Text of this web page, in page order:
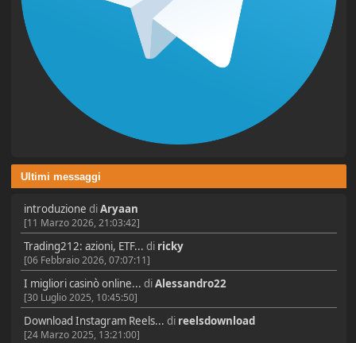
Ultimi messaggi
introduzione diAryaan
[11 Marzo 2026, 21:03:42]
Trading212: azioni, ETF... di ricky
[06 Febbraio 2026, 07:07:11]
I migliori casinò online... diAlessandro22
[30 Luglio 2025, 10:45:50]
Download Instagram Reels... di reelsdownload
[24 Marzo 2025, 13:21:00]